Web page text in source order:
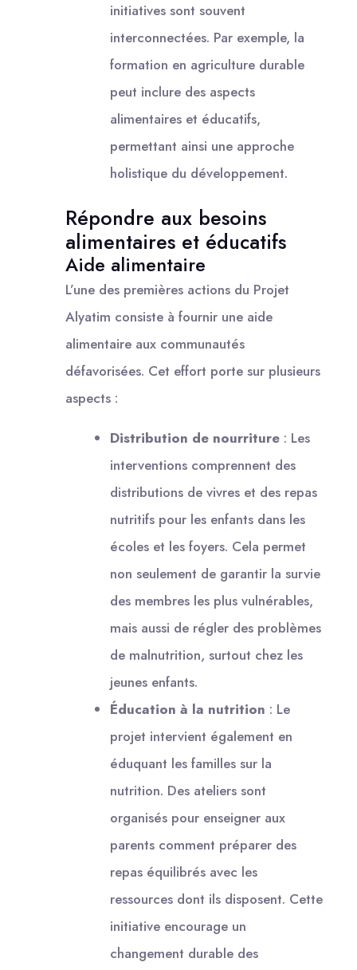
initiatives sont souvent
interconnectées. Par exemple, la
formation en agriculture durable
peut inclure des aspects
alimentaires et éducatifs,
permettant ainsi une approche
holistique du développement.
Répondre aux besoins
alimentaires et éducatifs
Aide alimentaire
L’une des premières actions du Projet
Alyatim consiste à fournir une aide
alimentaire aux communautés
défavorisées. Cet effort porte sur plusieurs
aspects :
Distribution de nourriture : Les
interventions comprennent des
distributions de vivres et des repas
nutritifs pour les enfants dans les
écoles et les foyers. Cela permet
non seulement de garantir la survie
des membres les plus vulnérables,
mais aussi de régler des problèmes
de malnutrition, surtout chez les
jeunes enfants.
Éducation à la nutrition : Le
projet intervient également en
éduquant les familles sur la
nutrition. Des ateliers sont
organisés pour enseigner aux
parents comment préparer des
repas équilibrés avec les
ressources dont ils disposent. Cette
initiative encourage un
changement durable des